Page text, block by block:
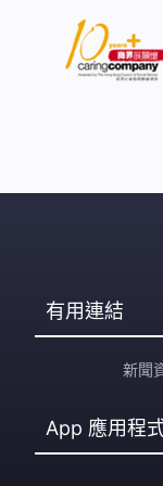
有用連結
新聞
App 應用程